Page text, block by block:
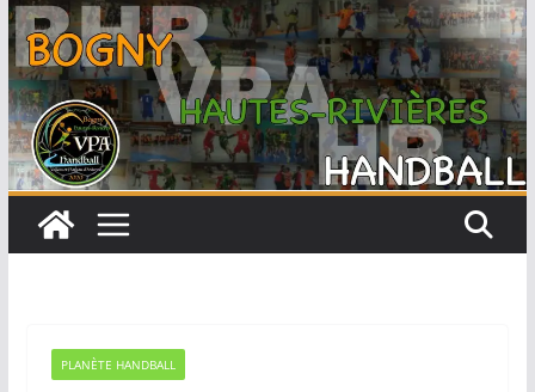
au terme d’une finale maîtrisée face au Füchse
Berlin
Metz remporte la Ligue des champions pour la
première fois après un exploit contre le tenant
du titre Györ
Filière féminine : les -18 championnes, les SF1
sur le podium, -15 et -13 quatrièmes
PLANÈTE HANDBALL